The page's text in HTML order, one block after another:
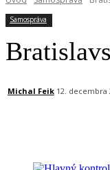
Samospráva
Michal Feik 12. decembra